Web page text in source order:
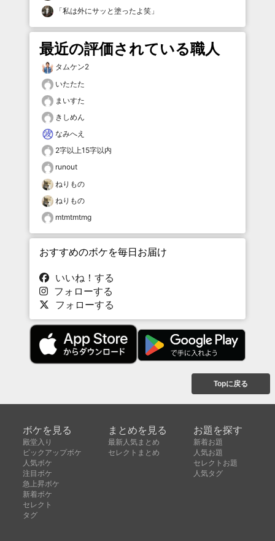
「私は外にサッと塗ったよ笑 」
最近の評価されている職人
タムケン2
いたたた
まいすた
きしめん
なみへえ
2字以上15字以内
runout
ねりもの
ねりもの
mtmtmtmg
おすすめのボケを毎日お届け
いいね！する
フォローする
フォローする
Topに戻る
ボケを見る
殿堂入り
ピックアップボケ
人気ボケ
注目ボケ
急上昇ボケ
新着ボケ
セレクト
タグ
まとめを見る
最新人気まとめ
セレクトまとめ
お題を探す
新着お題
人気お題
セレクトお題
人気タグ